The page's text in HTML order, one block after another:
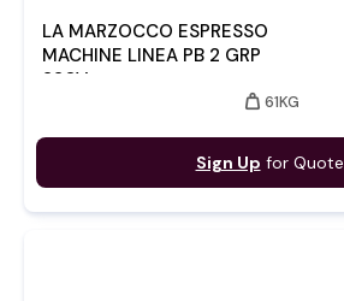
LA MARZOCCO ESPRESSO
MACHINE LINEA PB 2 GRP
220V
weight 61KG
Sign Up for Quote